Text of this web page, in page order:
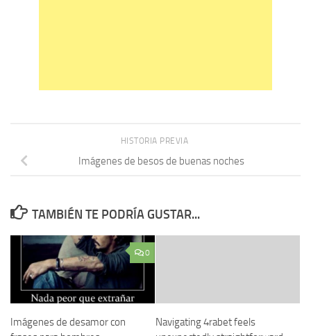
HISTORIA PREVIA
Imágenes de besos de buenas noches
TAMBIÉN TE PODRÍA GUSTAR...
0
Imágenes de desamor con
Navigating 4rabet feels